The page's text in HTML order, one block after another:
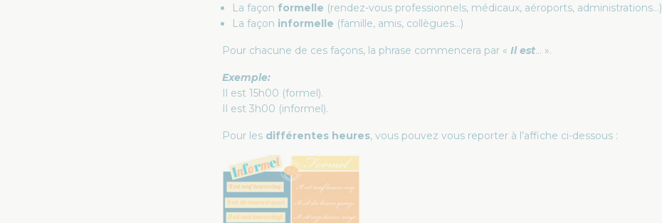
La façon formelle (rendez-vous professionnels, médicaux, aéroports, administrations…)
La façon informelle (famille, amis, collègues…)
Pour chacune de ces façons, la phrase commencera par « Il est… ».
Exemple:
Il est 15h00 (formel).
Il est 3h00 (informel).
Pour les différentes heures, vous pouvez vous reporter à l’affiche ci-dessous :